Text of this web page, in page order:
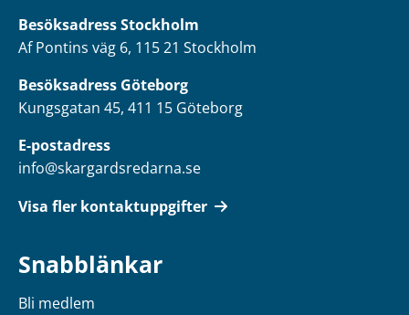
BesöksadressStockholm
Af Pontins väg 6, 115 21 Stockholm
Besöksadress Göteborg
Kungsgatan 45, 411 15 Göteborg
E-postadress
info@skargardsredarna.se
Visa fler kontaktuppgifter
Snabblänkar
Bli medlem